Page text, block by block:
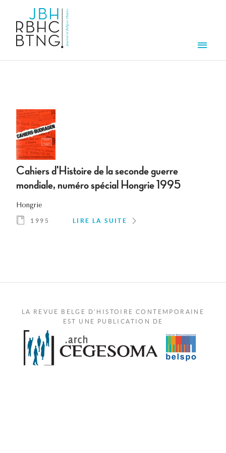
Cahiers d'Histoire de la seconde guerre
mondiale, numéro spécial Hongrie 1995
Hongrie
1995 LIRE LA SUITE
LA REVUE BELGE D'HISTOIRE CONTEMPORAINE
EST UNE PUBLICATION DE